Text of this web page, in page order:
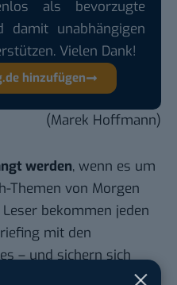
als bevorzugte
damit unabhängigen
Vielen Dank!
hinzufügen
(Marek Hoffmann)
werden, wenn es um
Themen von Morgen
bekommen jeden
mit den
– und sichern sich